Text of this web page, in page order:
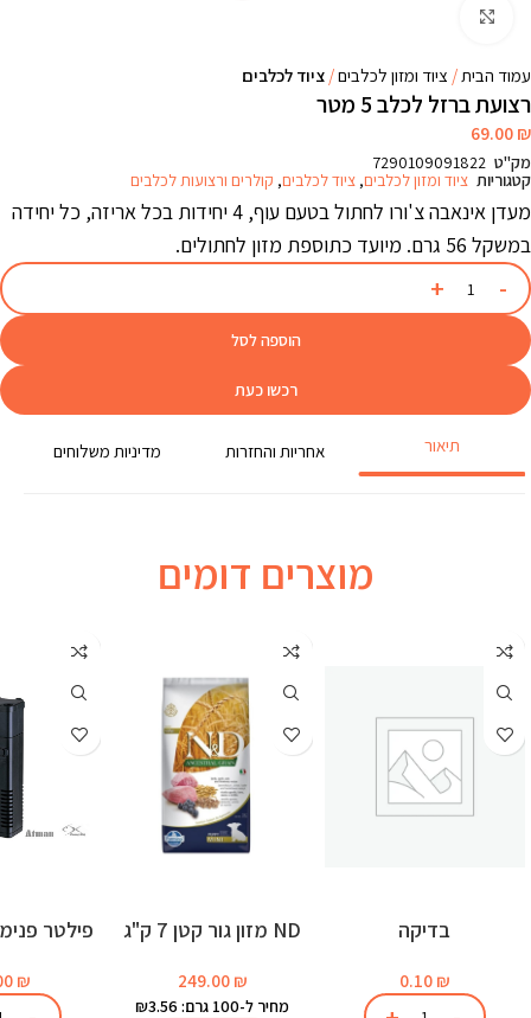
עמוד הבית ציוד ומזון לכלבים ציוד לכלבים
רצועת ברזל לכלב 5 מטר
69.00₪
מק"ט 7290109091822
קטגוריות ציוד ומזון לכלבים, ציוד לכלבים, קולרים ורצועות לכלבים
מעדן אינאבה צ'ורו לחתול בטעם עוף, 4 יחידות בכל אריזה, כל יחידה
במשקל 56 גרם. מיועד כתוספת מזון לחתולים.
הוספה לסל
רכשו כעת
תיאור אחריות והחזרות מדיניות משלוחים
מוצרים דומים
בדיקה
0.10 ₪
ND מזון גור קטן 7 ק"ג
249.00 ₪
מחיר ל-100 גרם: ₪3.56
₪